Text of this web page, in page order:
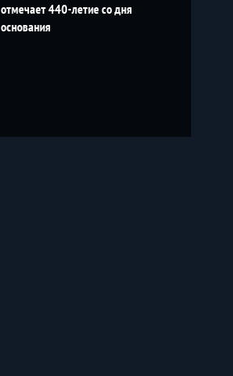
отмечает 440-летие со дня
основания